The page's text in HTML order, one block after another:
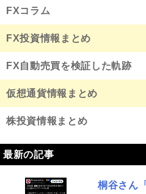
FXコラム
FX投資情報まとめ
FX自動売買を検証した軌跡
仮想通貨情報まとめ
株投資情報まとめ
最新の記事
桐谷さん